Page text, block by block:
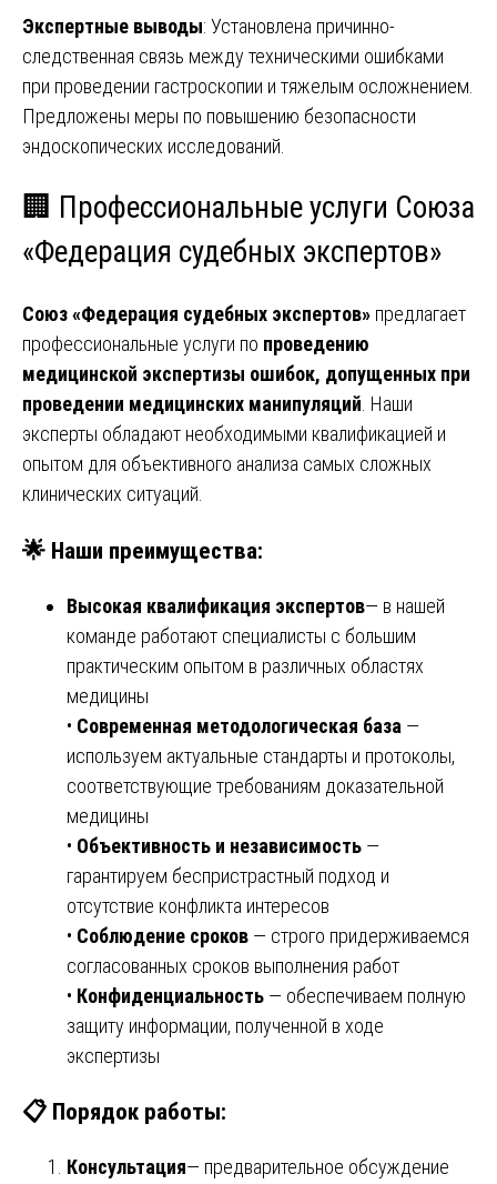
Экспертные выводы: Установлена причинно-
следственная связь между техническими ошибками
при проведении гастроскопии и тяжелым осложнением.
Предложены меры по повышению безопасности
эндоскопических исследований.
🏢 Профессиональные услуги Союза
«Федерация судебных экспертов»
Союз «Федерация судебных экспертов» предлагает
профессиональные услуги по проведению
медицинской экспертизы ошибок, допущенных при
проведении медицинских манипуляций. Наши
эксперты обладают необходимыми квалификацией и
опытом для объективного анализа самых сложных
клинических ситуаций.
🌟 Наши преимущества:
Высокая квалификация экспертов— в нашей
команде работают специалисты с большим
практическим опытом в различных областях
медицины
• Современная методологическая база —
используем актуальные стандарты и протоколы,
соответствующие требованиям доказательной
медицины
• Объективность и независимость —
гарантируем беспристрастный подход и
отсутствие конфликта интересов
• Соблюдение сроков — строго придерживаемся
согласованных сроков выполнения работ
• Конфиденциальность — обеспечиваем полную
защиту информации, полученной в ходе
экспертизы
📋 Порядок работы:
Консультация— предварительное обсуждение